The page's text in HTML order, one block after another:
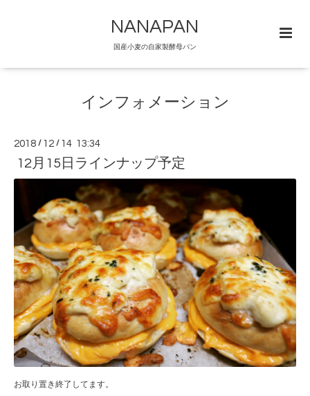
NANAPAN
国産小麦の自家製酵母パン
インフォメーション
2018 / 12 / 14 13:34
12月15日ラインナップ予定
お取り置き終了してます。